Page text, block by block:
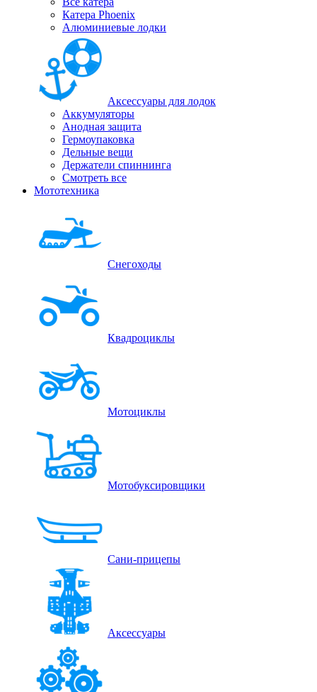
Катера Phoenix
Алюминиевые лодки
Аксессуары для лодок
Аккумуляторы
Анодная защита
Гермоупаковка
Дельные вещи
Держатели спиннинга
Смотреть все
Мототехника
Снегоходы
Квадроциклы
Мотоциклы
Мотобуксировщики
Сани-прицепы
Аксессуары